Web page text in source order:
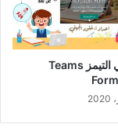
التصويت في التيمز Teams